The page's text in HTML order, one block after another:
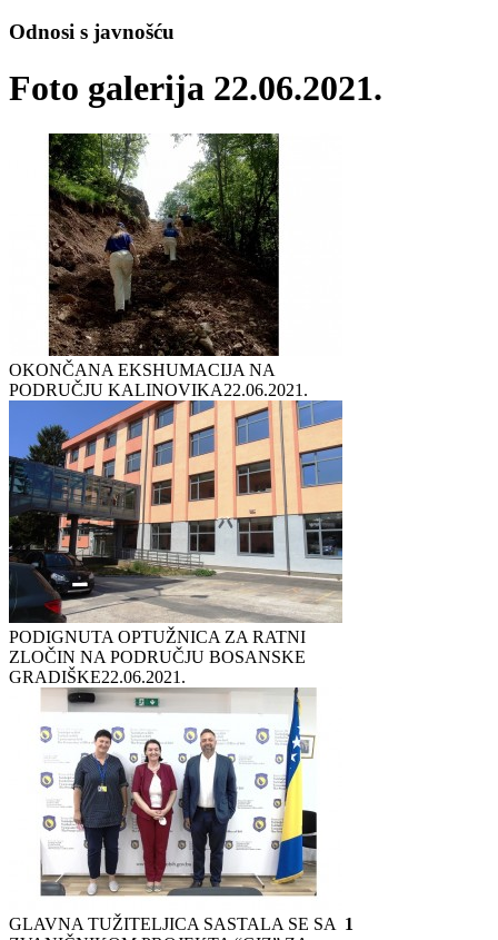
Odnosi s javnošću
Foto galerija 22.06.2021.
OKONČANA EKSHUMACIJA NA
PODRUČJU KALINOVIKA22.06.2021.
PODIGNUTA OPTUŽNICA ZA RATNI
ZLOČIN NA PODRUČJU BOSANSKE
GRADIŠKE22.06.2021.
GLAVNA TUŽITELJICA SASTALA SE SA 1